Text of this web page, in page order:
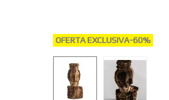
OFERTA EXCLUSIVA-60%